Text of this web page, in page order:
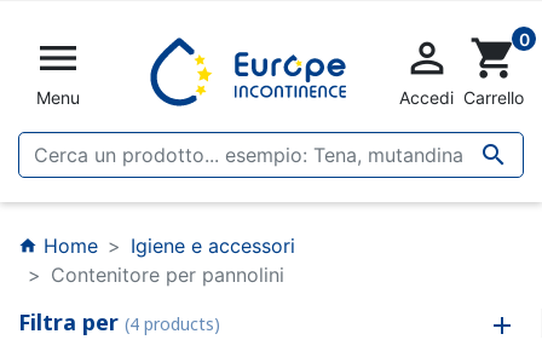

Menu


Accedi
shopping_cart0
Carrello
home Home
Igiene e accessori
Contenitore per pannolini
Filtra per (4 products)